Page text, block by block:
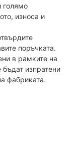
голямо
износа и
поръчката.
в рамките на
изпратени
фабриката.